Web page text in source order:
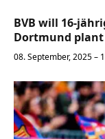
BVB will 16-
Dortmund
08. September, 2025 –